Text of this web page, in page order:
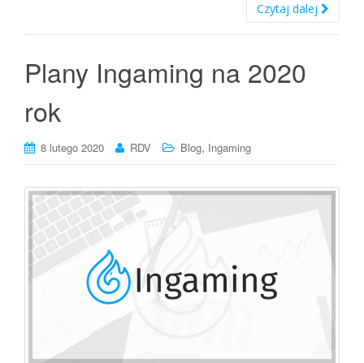
Czytaj dalej
Plany Ingaming na 2020
rok
8 lutego 2020 RDV Blog, Ingaming